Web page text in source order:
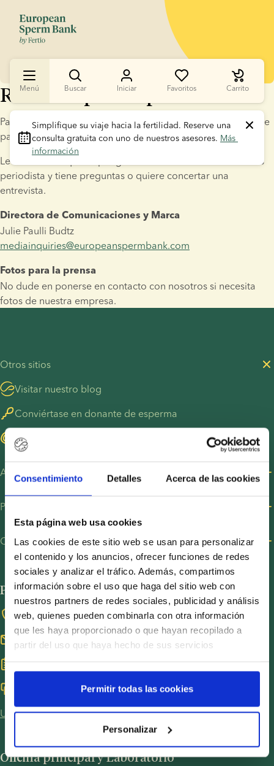
Consentimiento Detalles Acerca de las cookies
Esta página web usa cookies
Las cookies de este sitio web se usan para personalizar
el contenido y los anuncios, ofrecer funciones de redes
sociales y analizar el tráfico. Además, compartimos
información sobre el uso que haga del sitio web con
nuestros partners de redes sociales, publicidad y análisis
web, quienes pueden combinarla con otra información
que les haya proporcionado o que hayan recopilado a
partir del uso que haya hecho de sus servicios
Permitir todas las cookies
Personalizar
Menú Buscar Iniciar Favoritos Carrito
Simplifique su viaje hacia la fertilidad. Reserve una
consulta gratuita con uno de nuestros asesores. Más
información
Recursos para la prensa
Para obtener recursos, fotos y demás información pertinente
para la prensa.
Le invitamos a que se ponga en contacto con nosotros si es
periodista y tiene preguntas o quiere concertar una
entrevista.
Directora de Comunicaciones y Marca
Julie Paulli Budtz
mediainquiries@europeanspermbank.com
Fotos para la prensa
No dude en ponerse en contacto con nosotros si necesita
fotos de nuestra empresa.
Oficina principal y Laboratorio
Por favor, póngase en contacto
+45 3834 3600
info@europeanspermbank.com
Chatee con nosotros aquí
Ubicaciones y días de cierre
Otros sitios
Visitar nuestro blog
Conviértase en donante de esperma
Encontrar donantes de óvulos
Acerca de nosotros
Sobre nosotros
Oportunidades de empleo
Recursos para la prensa
UN Global Compact
Política de privacidad
Política de privacidad para clientes
Política de privacidad - Contratación
Cookies
Condiciones y seguridad
Condiciones generales
Precauciones COVID-19
Whistleblower